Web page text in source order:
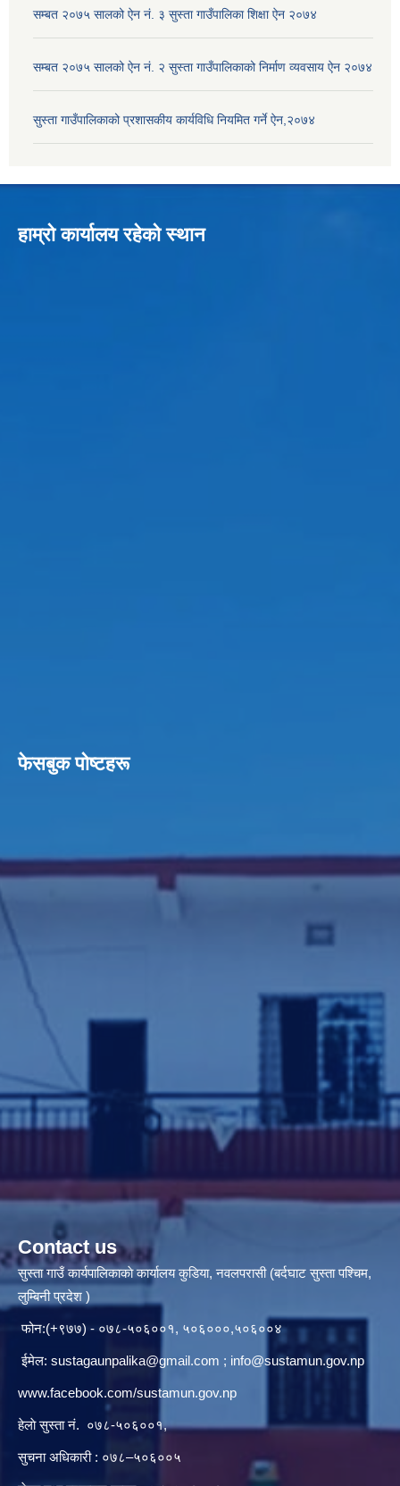
सम्बत २०७५ सालको ऐन नं. ३ सुस्ता गाउँपालिका शिक्षा ऐन २०७४
सम्बत २०७५ सालको ऐन नं. २ सुस्ता गाउँपालिकाको निर्माण व्यवसाय ऐन २०७४
सुस्ता गाउँपालिकाको प्रशासकीय कार्यविधि नियमित गर्ने ऐन,२०७४
हाम्रो कार्यालय रहेको स्थान
फेसबुक पाेष्टहरू
Contact us
सुस्ता गाउँ कार्यपालिकाकाे कार्यालय कुडिया, नवलपरासी (बर्दघाट सुस्ता पश्चिम,
लुम्बिनी प्रदेश )
फोन:(+९७७) - ०७८-५०६००१, ५०६०००,५०६००४
ईमेल: sustagaunpalika@gmail.com ; info@sustamun.gov.np
www.facebook.com/sustamun.gov.np
हेलाे सुस्ता नं. ०७८-५०६००१,
सुचना अधिकारी : ०७८–५०६००५